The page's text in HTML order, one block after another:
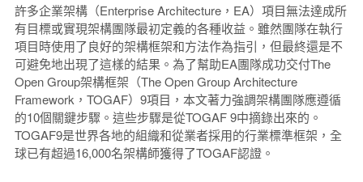
許多企業架構（Enterprise Architecture，EA）項目無法達成所
有目標或實現架構團隊最初定義的各種收益。雖然團隊在執行
項目時使用了良好的架構框架和方法作為指引，但最終還是不
可避免地出現了這樣的結果。為了幫助EA團隊成功交付The
Open Group架構框架（The Open Group Architecture
Framework，TOGAF）9項目，本文著力強調架構團隊應遵循
的10個關鍵步驟。這些步驟是從TOGAF 9中摘錄出來的。
TOGAF9是世界各地的組織和從業者採用的行業標準框架，全
球已有超過16,000名架構師獲得了TOGAF認證。